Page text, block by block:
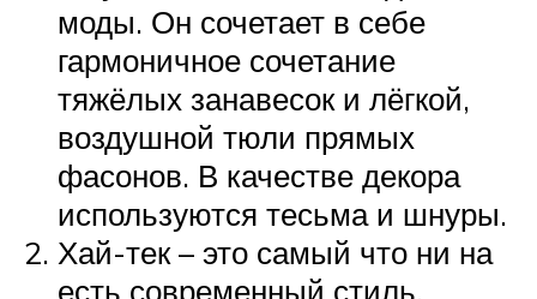
моды. Он сочетает в себе
гармоничное сочетание
тяжёлых занавесок и лёгкой,
воздушной тюли прямых
фасонов. В качестве декора
используются тесьма и шнуры.
Хай-тек – это самый что ни на
есть современный стиль,